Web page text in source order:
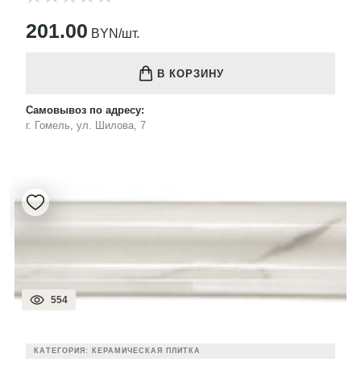
201.00 BYN/шт.
В КОРЗИНУ
Самовывоз по адресу:
г. Гомель, ул. Шилова, 7
554
КАТЕГОРИЯ: КЕРАМИЧЕСКАЯ ПЛИТКА